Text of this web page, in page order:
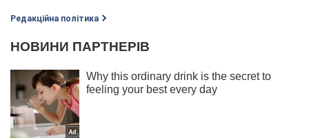
Редакційна політика